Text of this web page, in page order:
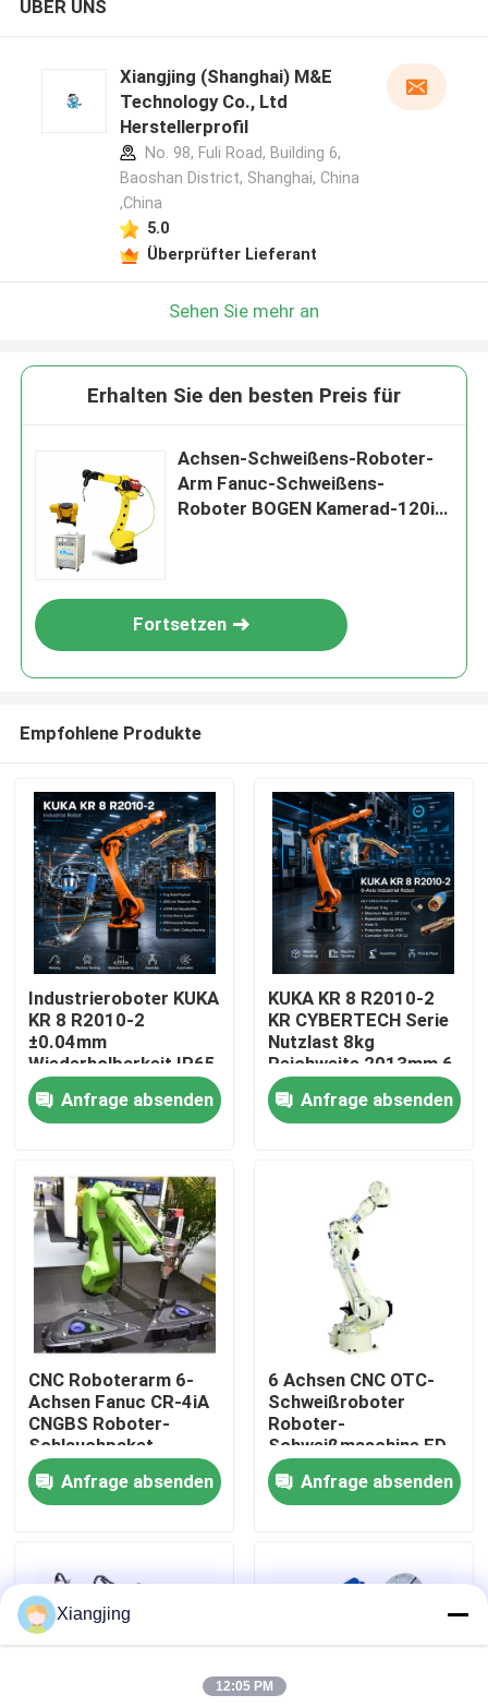
Zu Hause
Videos
Über uns
Werksbesichtigung
Qualitätskontrolle
Kontakt mit uns
Bitte um ein Angebot
Industrieroboter-Arm
ÜBER UNS
Xiangjing (Shanghai) M&E
Technology Co., Ltd
Herstellerprofil
No. 98, Fuli Road, Building 6,
Baoshan District, Shanghai, China
,China
5.0
Überprüfter Lieferant
Sehen Sie mehr an
Erhalten Sie den besten Preis für
Achsen-Schweißens-Roboter-
Arm Fanuc-Schweißens-
Roboter BOGEN Kamerad-120iD
Fortsetzen
Empfohlene Produkte
Industrieroboter KUKA
KR 8 R2010-2
±0.04mm
Wiederholbarkeit IP65
6 Achsen
Bogenschweißroboter
und KR C4 KR C5 KR
Anfrage absenden
KUKA KR 8 R2010-2
KR CYBERTECH Serie
Nutzlast 8kg
Reichweite 2013mm 6
Achsen
Industrieroboter TBi
RM2 Roboter
Anfrage absenden
CNC Roboterarm 6-
Achsen Fanuc CR-4iA
CNGBS Roboter-
Schlauchpaket
Kollaborativer
Roboter Schweißen
Anfrage absenden
6 Achsen CNC OTC-
Schweißroboter
Roboter-
Schweißmaschine FD-
V130 Modell 2.139m
Reichweite
Anfrage absenden
Xiangjing
12:05 PM